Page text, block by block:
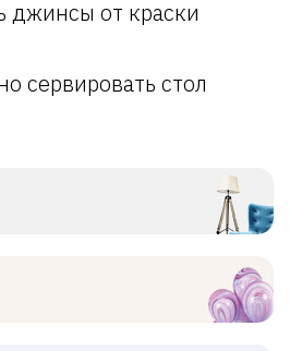
джинсы от краски
сервировать стол